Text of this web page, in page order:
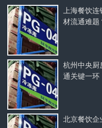
上海餐饮
材流通难题
杭州中央厨
通关键一环
北京餐饮企